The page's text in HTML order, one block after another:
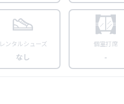
レンタルシューズ
なし
個室打席
-